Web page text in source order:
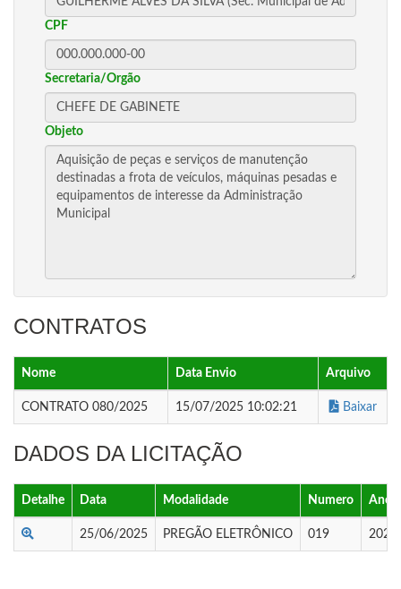
CPF
Secretaria/Orgão
Objeto
CONTRATOS
Nome Data Envio Arquivo
CONTRATO 080/2025 15/07/2025 10:02:21 Baixar
DADOS DA LICITAÇÃO
Detalhe Data Modalidade Numero Ano
25/06/2025 PREGÃO ELETRÔNICO 019 2025